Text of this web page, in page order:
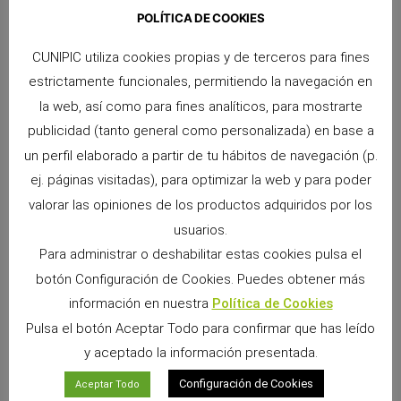
ANTERIOR
¡Novedad! MASCOTASHOP.MX , TIENDA ONLINE EN MÉXICO
SIGUIENTE
Cunipic lanza el heno Timothy con caléndula
Snacks Alpha Pro: 6 sabores irresistibles para
POLÍTICA DE COOKIES
CUNIPIC utiliza cookies propias y de terceros para fines
estrictamente funcionales, permitiendo la navegación en
la web, así como para fines analíticos, para mostrarte
publicidad (tanto general como personalizada) en base a
un perfil elaborado a partir de tu hábitos de navegación (p.
ej. páginas visitadas), para optimizar la web y para poder
valorar las opiniones de los productos adquiridos por los
usuarios.
Para administrar o deshabilitar estas cookies pulsa el
botón Configuración de Cookies. Puedes obtener más
información en nuestra Política de Cookies
Pulsa el botón Aceptar Todo para confirmar que has leído
y aceptado la información presentada.
Aceptar Todo Configuración de Cookies